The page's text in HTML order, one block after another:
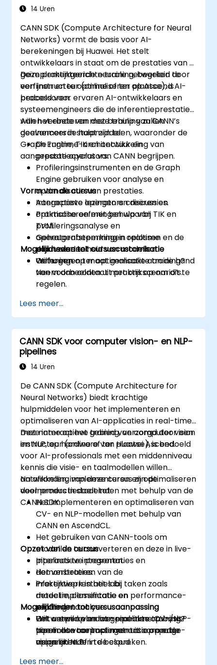
14 Uren
CANN SDK (Compute Architecture for Neural
Networks) vormt de basis voor AI-
berekeningen bij Huawei. Het stelt
ontwikkelaars in staat om de prestaties van al
geïmplementeerde neurale netwerken te
verfijnen en te optimaliseren op Ascend AI-
processoren.
Deze praktijkgerichte training, begeleid door
een instructeur (online of ter plaatse), is
bedoeld voor ervaren AI-ontwikkelaars en
systeemengineers die de inferentieprestaties
willen verbeteren met behulp van CANN’s
geavanceerde hulpmiddelen, waaronder de
Graph Engine, TIK en ontwikkeling van
aangepaste operators.
Aan het einde van deze training zullen
deelnemers in staat zijn te:
De runtime-architectuur en
prestatiecyclus van CANN begrijpen.
Profileringsinstrumenten en de Graph
Engine gebruiken voor analyse en
optimalisatie van prestaties.
Aangepaste operators creëren en
optimaliseren met behulp van TIK en
TVM.
Geheugenbeperkingen oplossen en de
doorvoersnelheid van modellen
verhogen.
Vorm van de cursus
Interactieve lezingen en discussies.
Praktische oefeningen waarbij
profileringsanalyse en
operatorafstemming in realtime
plaatsvinden.
Oefeningen ter optimalisatie aan de hand
van voorbeelden uit praktijkscenario’s.
Mogelijkheden tot cursuscustomisatie
Wilt u een op maat gemaakte training?
Neem dan contact met ons op om dit te
regelen.
Lees meer...
CANN SDK voor computer vision- en NLP-
pipelines
14 Uren
De CANN SDK (Compute Architecture for
Neural Networks) biedt krachtige
hulpmiddelen voor het implementeren en
optimaliseren van AI-applicaties in real-time,
met name op het gebied van computer vision
en NLP, op hardware van Huawei Ascend.
Deze interactieve training, verzorgd door een
instructeur (online of ter plaatse), is bedoeld
voor AI-professionals met een middenniveau
kennis die visie- en taalmodellen willen
ontwikkelen, implementeren en optimaliseren
voor productiedoeleinden met behulp van de
CANN SDK.
Na afronding van deze cursus zijn de
deelnemers in staat tot:
Het implementeren en optimaliseren van
CV- en NLP-modellen met behulp van
CANN en AscendCL.
Het gebruiken van CANN-tools om
modellen te converteren en deze in live-
pipelines te integreren.
Het verbeteren van de
inferentieprestaties bij taken zoals
detectie, classificatie en
sentimentanalyse.
Het ontwikkelen van real-time CV-/NLP-
pipelines voor implementatie op edge-
apparaten of in de cloud.
Opzet van de cursus
Interactieve presentaties en
demonstraties.
Praktijkwerk in het lab:
modelimplementatie en performance-
profiling.
Ontwerpen van live-pipelines op basis
van echte toepassingen uit computer
vision en NLP.
Mogelijkheden tot cursusaanpassing
Wilt u een op maat gemaakte training?
Neem dan contact met ons op om de
mogelijkheden te bespreken.
Lees meer...